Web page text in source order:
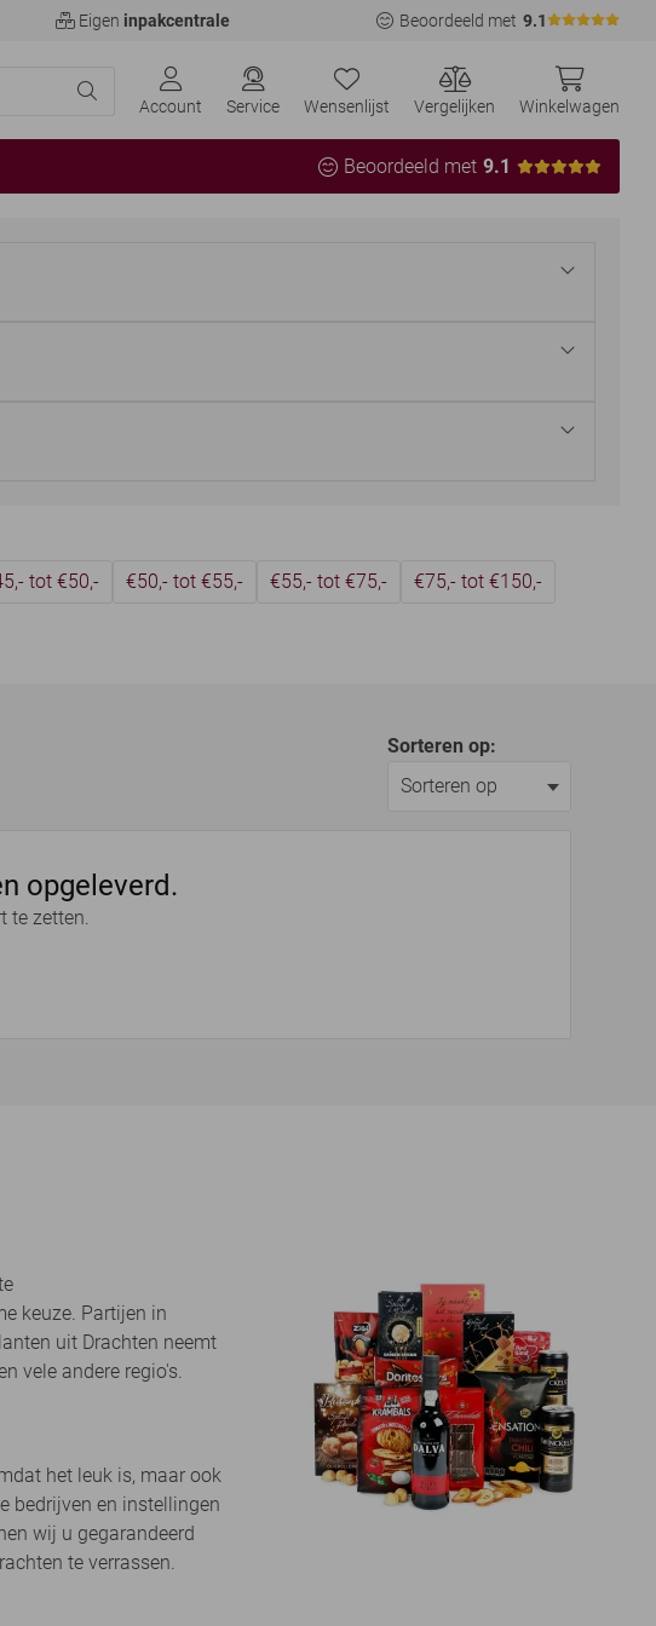
Eigen inpakcentrale Beoordeeld met 9.1
Account Service Wensenlijst Vergelijken Winkelwagen
Beoordeeld met 9.1
tot €50,- €50,- tot €55,- €55,- tot €75,-
€75,- tot €150,-
Sorteren op:
opgeleverd.
te zetten.
keuze. Partijen in
uit Drachten neemt
vele andere regio's.
het leuk is, maar ook
bedrijven en instellingen
wij u gegarandeerd
te verrassen.